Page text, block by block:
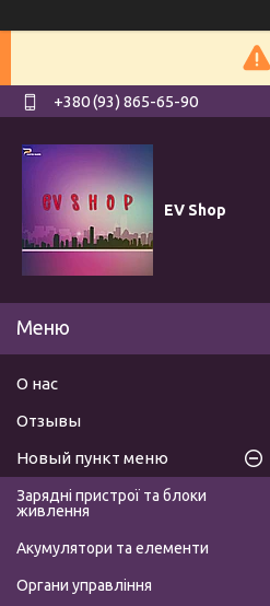
+380 (93) 865-65-90
EV Shop
О нас
Отзывы
Новый пункт меню
Зарядні пристрої та блоки
живлення
Акумулятори та елементи
Органи управління